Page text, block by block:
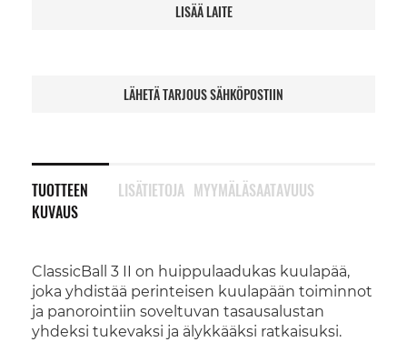
LISÄÄ LAITE
LÄHETÄ TARJOUS SÄHKÖPOSTIIN
TUOTTEEN
KUVAUS
ClassicBall 3 II on huippulaadukas kuulapää,
joka yhdistää perinteisen kuulapään toiminnot
ja panorointiin soveltuvan tasausalustan
yhdeksi tukevaksi ja älykkääksi ratkaisuksi.
LISÄTIETOJA MYYMÄLÄSAATAVUUS